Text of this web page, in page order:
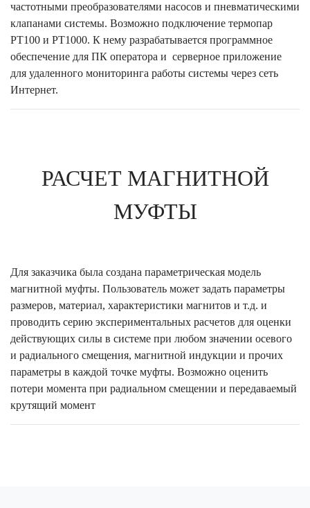
частотными преобразователями насосов и пневматическими
клапанами системы. Возможно подключение термопар
PT100 и РТ1000. К нему разрабатывается программное
обеспечение для ПК оператора и серверное приложение
для удаленного мониторинга работы системы через сеть
Интернет.
РАСЧЕТ МАГНИТНОЙ
МУФТЫ
Для заказчика была создана параметрическая модель
магнитной муфты. Пользователь может задать параметры
размеров, материал, характеристики магнитов и т.д. и
проводить серию экспериментальных расчетов для оценки
действующих силы в системе при любом значении осевого
и радиального смещения, магнитной индукции и прочих
параметры в каждой точке муфты. Возможно оценить
потери момента при радиальном смещении и передаваемый
крутящий момент